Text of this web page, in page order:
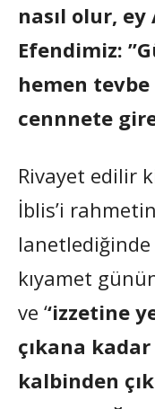
nasıl olur, ey
Efendimiz:
hemen
cennnete
Rivayet edilir
İblis’i
lanetlediğinde
kıyamet
ve ‘‘izzetine
çıkana
kalbinden